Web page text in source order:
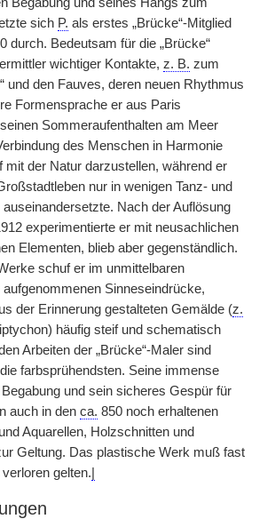
sich P. als erstes „Brücke“-Mitglied
durch. Bedeutsam für die „Brücke“
wichtiger Kontakte, z. B. zum
und den Fauves, deren neuen Rhythmus
Formensprache er aus Paris
Sommeraufenthalten am Meer
des Menschen in Harmonie
mit der Natur darzustellen, während er
nur in wenigen Tanz- und
Nach der Auflösung
experimentierte er mit neusachlichen
Elementen, blieb aber gegenständlich.
schuf er im unmittelbaren
Sinneseindrücke,
der Erinnerung gestalteten Gemälde (z.
häufig steif und schematisch
Arbeiten der „Brücke“-Maler sind
farbsprühendsten. Seine immense
und sein sicheres Gespür für
auch in den ca. 850 noch erhaltenen
Aquarellen, Holzschnitten und
Geltung. Das plastische Werk muß fast
gelten.